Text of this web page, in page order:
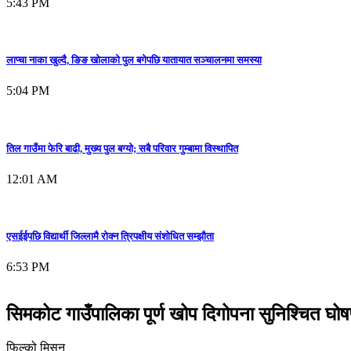
5:43 PM
लाप्चा नाका खुल्दै, ङिङ खोलाको पुल बगेपछि यातायात सञ्चालनमा समस्या
5:04 PM
तिल गाउँमा फेरि बाढी, मुख्य पुल बग्यो; सबै परिवार गुम्बामा विस्थापित
12:01 AM
एसईईपछि विद्यार्थी जिल्लामै रोक्न त्रिपक्षीय संशोधित सम्झौता
6:53 PM
सिमकोट गाउँपालिका पूर्ण खोप दिगोपना सुनिश्चित
फिल्को मिसन